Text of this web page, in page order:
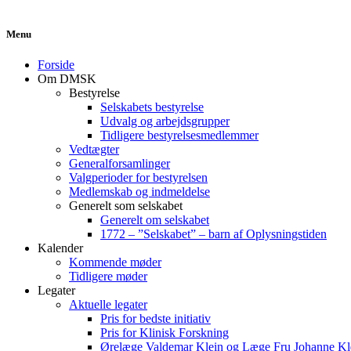
Menu
Forside
Om DMSK
Bestyrelse
Selskabets bestyrelse
Udvalg og arbejdsgrupper
Tidligere bestyrelsesmedlemmer
Vedtægter
Generalforsamlinger
Valgperioder for bestyrelsen
Medlemskab og indmeldelse
Generelt som selskabet
Generelt om selskabet
1772 – ”Selskabet” – barn af Oplysningstiden
Kalender
Kommende møder
Tidligere møder
Legater
Aktuelle legater
Pris for bedste initiativ
Pris for Klinisk Forskning
Ørelæge Valdemar Klein og Læge Fru Johanne